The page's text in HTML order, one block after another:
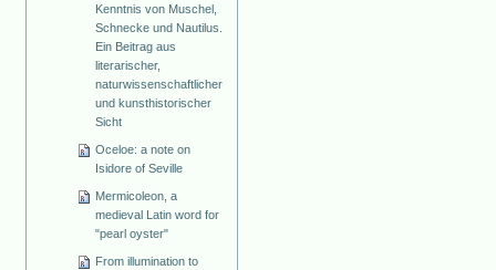
Kenntnis von Muschel,
Schnecke und Nautilus.
Ein Beitrag aus
literarischer,
naturwissenschaftlicher
und kunsthistorischer
Sicht
Oceloe: a note on
Isidore of Seville
Mermicoleon, a
medieval Latin word for
"pearl oyster"
From illumination to